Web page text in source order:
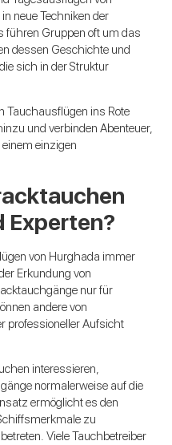
neue Techniken der
führen Gruppen oft um das
dessen Geschichte und
sich in der Struktur
Tauchausflügen ins Rote
und verbinden Abenteuer,
einzigen
Experten?
von Hurghada immer
Erkundung von
nur für
andere von
professioneller Aufsicht
interessieren,
normalerweise auf die
ermöglicht es den
zu
Viele Tauchbetreiber